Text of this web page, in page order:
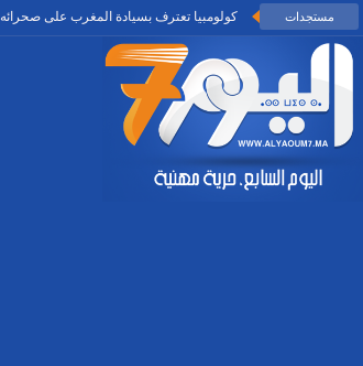
مستجدات كولومبيا تعترف بسيادة المغرب على صحرائه